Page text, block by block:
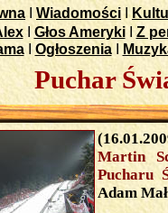
Wiadomości
Głos Ameryki
Z
OgłoszeniaI
Puchar
Martin
Pucharu
Adam